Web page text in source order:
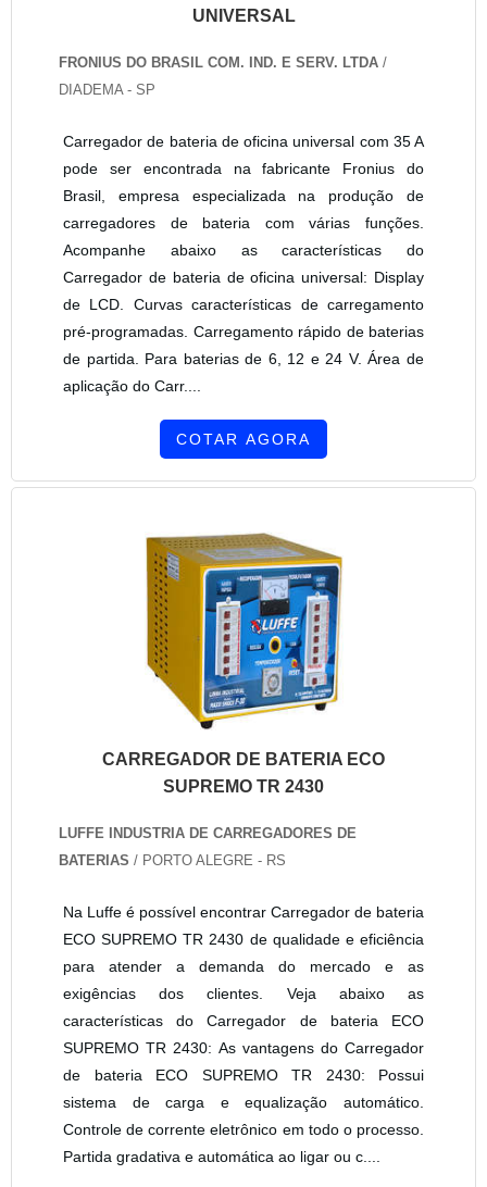
UNIVERSAL
FRONIUS DO BRASIL COM. IND. E SERV. LTDA /
DIADEMA - SP
Carregador de bateria de oficina universal com 35 A
pode ser encontrada na fabricante Fronius do
Brasil, empresa especializada na produção de
carregadores de bateria com várias funções.
Acompanhe abaixo as características do
Carregador de bateria de oficina universal: Display
de LCD. Curvas características de carregamento
pré-programadas. Carregamento rápido de baterias
de partida. Para baterias de 6, 12 e 24 V. Área de
aplicação do Carr....
COTAR AGORA
CARREGADOR DE BATERIA ECO
SUPREMO TR 2430
LUFFE INDUSTRIA DE CARREGADORES DE
BATERIAS / PORTO ALEGRE - RS
Na Luffe é possível encontrar Carregador de bateria
ECO SUPREMO TR 2430 de qualidade e eficiência
para atender a demanda do mercado e as
exigências dos clientes. Veja abaixo as
características do Carregador de bateria ECO
SUPREMO TR 2430: As vantagens do Carregador
de bateria ECO SUPREMO TR 2430: Possui
sistema de carga e equalização automático.
Controle de corrente eletrônico em todo o processo.
Partida gradativa e automática ao ligar ou c....